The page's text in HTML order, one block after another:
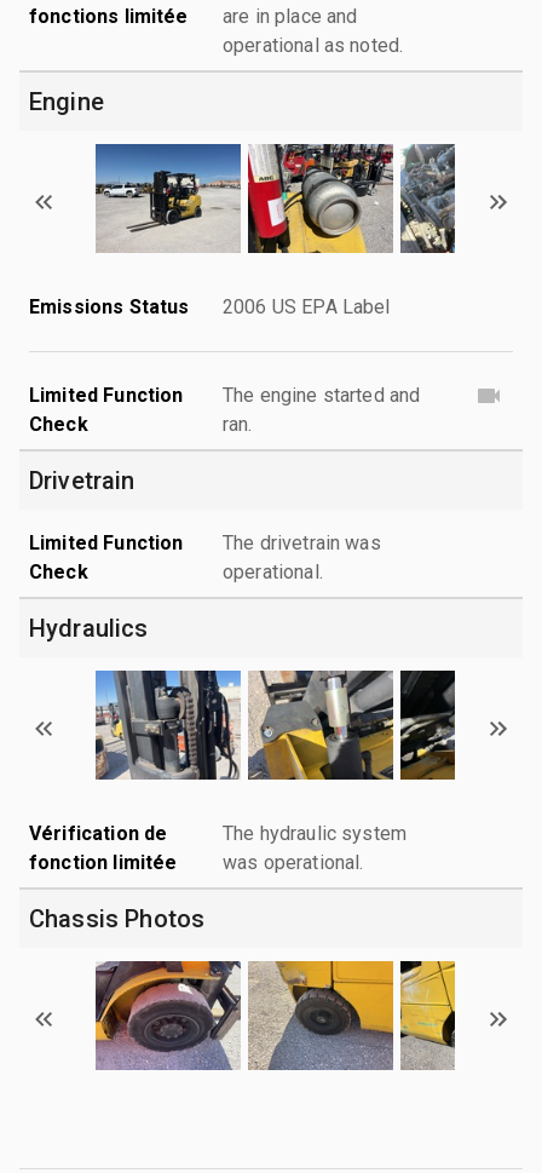
fonctions limitée
are in place and
operational as noted.
Engine
Emissions Status 2006 US EPA Label
Limited Function
Check
The engine started and
ran.
Drivetrain
Limited Function
Check
The drivetrain was
operational.
Hydraulics
Vérification de
fonction limitée
The hydraulic system
was operational.
Chassis Photos